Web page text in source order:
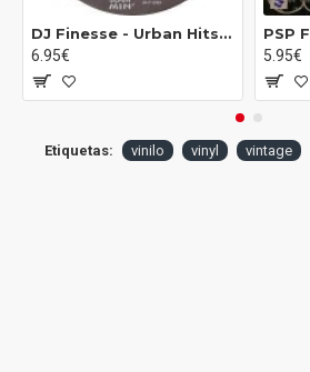
DJ Finesse - Urban Hits Vol.18 (12")
6.95€
5.95€
Etiquetas: vinilo vinyl vintage